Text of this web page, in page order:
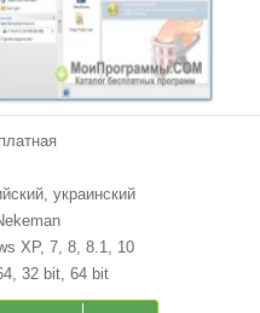
украинский
XP, 7, 8, 8.1, 10
32 bit, 64 bit